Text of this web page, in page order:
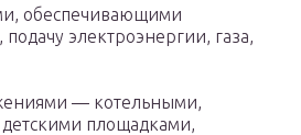
обеспечивающими
электроэнергии, газа,
— котельными,
площадками,